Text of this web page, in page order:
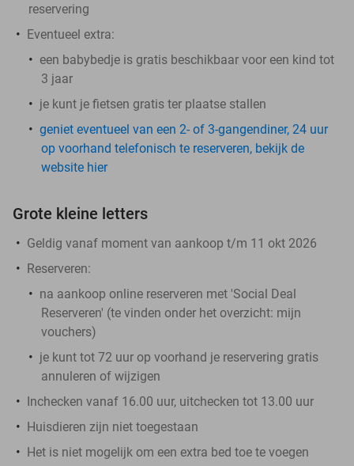
reservering
Eventueel extra:
een babybedje is gratis beschikbaar voor een kind tot
3 jaar
je kunt je fietsen gratis ter plaatse stallen
geniet eventueel van een 2- of 3-gangendiner, 24 uur
op voorhand telefonisch te reserveren, bekijk de
website hier
Grote kleine letters
Geldig vanaf moment van aankoop t/m 11 okt 2026
Reserveren:
na aankoop online reserveren met 'Social Deal
Reserveren' (te vinden onder het overzicht: mijn
vouchers)
je kunt tot 72 uur op voorhand je reservering gratis
annuleren of wijzigen
Inchecken vanaf 16.00 uur, uitchecken tot 13.00 uur
Huisdieren zijn niet toegestaan
Het is niet mogelijk om een extra bed toe te voegen